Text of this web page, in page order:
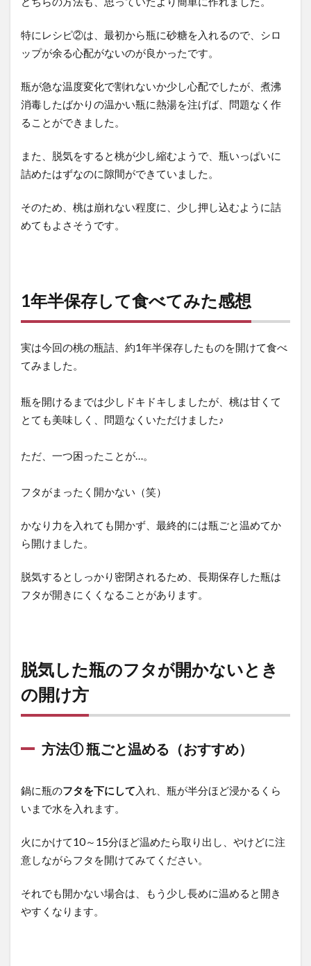
特にレシピ②は、最初から瓶に砂糖を入れるので、シロ
ップが余る心配がないのが良かったです。
瓶が急な温度変化で割れないか少し心配でしたが、煮沸
消毒したばかりの温かい瓶に熱湯を注げば、問題なく作
ることができました。
また、脱気をすると桃が少し縮むようで、瓶いっぱいに
詰めたはずなのに隙間ができていました。
そのため、桃は崩れない程度に、少し押し込むように詰
めてもよさそうです。
1年半保存して食べてみた感想
実は今回の桃の瓶詰、約1年半保存したものを開けて食べ
てみました。
瓶を開けるまでは少しドキドキしましたが、桃は甘くて
とても美味しく、問題なくいただけました♪
ただ、一つ困ったことが…。
フタがまったく開かない（笑）
かなり力を入れても開かず、最終的には瓶ごと温めてか
ら開けました。
脱気するとしっかり密閉されるため、長期保存した瓶は
フタが開きにくくなることがあります。
脱気した瓶のフタが開かないとき
の開け方
方法① 瓶ごと温める（おすすめ）
鍋に瓶のフタを下にして 入れ、瓶が半分ほど浸かるくら
いまで水を入れます。
火にかけて10～15分ほど温めたら取り出し、やけどに注
意しながらフタを開けてみてください。
それでも開かない場合は、もう少し長めに温めると開き
やすくなります。